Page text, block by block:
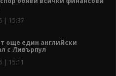
| 15:37
още един английски
с Ливърпул
| 15:11